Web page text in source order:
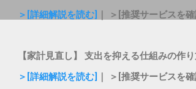
＞[詳細解説を読む]
｜ ＞[推奨サービスを
【家計見直し】 支出を抑える仕組みの作
＞[詳細解説を読む]
｜ ＞[推奨サービスを